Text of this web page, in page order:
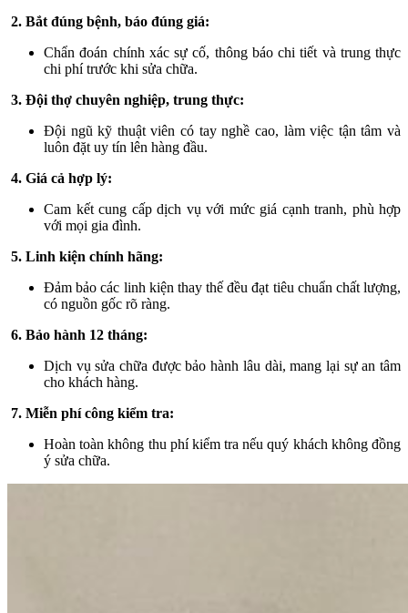
2. Bắt đúng bệnh, báo đúng giá:
Chẩn đoán chính xác sự cố, thông báo chi tiết và trung thực
chi phí trước khi sửa chữa.
3. Đội thợ chuyên nghiệp, trung thực:
Đội ngũ kỹ thuật viên có tay nghề cao, làm việc tận tâm và
luôn đặt uy tín lên hàng đầu.
4. Giá cả hợp lý:
Cam kết cung cấp dịch vụ với mức giá cạnh tranh, phù hợp
với mọi gia đình.
5. Linh kiện chính hãng:
Đảm bảo các linh kiện thay thế đều đạt tiêu chuẩn chất lượng,
có nguồn gốc rõ ràng.
6. Bảo hành 12 tháng:
Dịch vụ sửa chữa được bảo hành lâu dài, mang lại sự an tâm
cho khách hàng.
7. Miễn phí công kiểm tra:
Hoàn toàn không thu phí kiểm tra nếu quý khách không đồng
ý sửa chữa.